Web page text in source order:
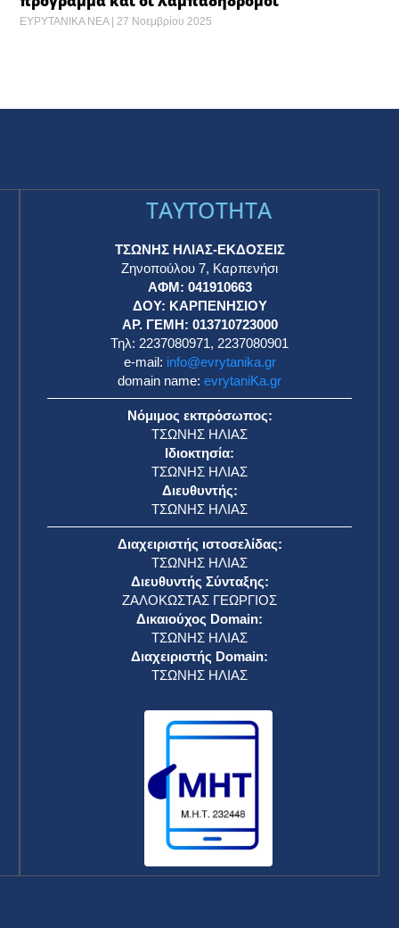
ΕΥΡΥΤΑΝΙΚΑ ΝΕΑ 27 Νοεμβρίου 2025
TAYTOTHTA
ΤΣΩΝΗΣ ΗΛΙΑΣ-ΕΚΔΟΣΕΙΣ
Ζηνοπούλου 7, Καρπενήσι
ΑΦΜ: 041910663
ΔΟΥ: ΚΑΡΠΕΝΗΣΙΟΥ
ΑΡ. ΓΕΜΗ: 013710723000
Τηλ: 2237080971, 2237080901
e-mail: info@evrytanika.gr
domain name: evrytaniKa.gr
Νόμιμος εκπρόσωπος:
ΤΣΩΝΗΣ ΗΛΙΑΣ
Ιδιοκτησία:
ΤΣΩΝΗΣ ΗΛΙΑΣ
Διευθυντής:
ΤΣΩΝΗΣ ΗΛΙΑΣ
Διαχειριστής ιστοσελίδας:
ΤΣΩΝΗΣ ΗΛΙΑΣ
Διευθυντής Σύνταξης:
ΖΑΛΟΚΩΣΤΑΣ ΓΕΩΡΓΙΟΣ
Δικαιούχος Domain:
ΤΣΩΝΗΣ ΗΛΙΑΣ
Διαχειριστής Domain:
ΤΣΩΝΗΣ ΗΛΙΑΣ